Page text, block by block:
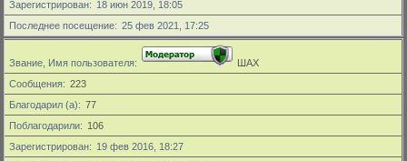
Зарегистрирован
18 июн 2019, 18:05
Последнее посещение
25 фев 2021, 17:25
Звание, Имя пользователя
ШАХ
Сообщения
223
Благодарил (а)
77
Поблагодарили
106
Зарегистрирован
19 фев 2016, 18:27